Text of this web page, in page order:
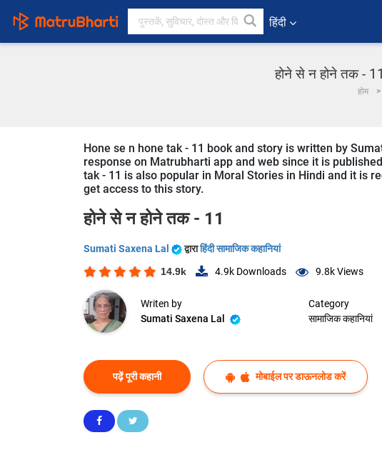
हिंदी
होने से न होने तक - 11
होम
Hone se n hone tak - 11 book and story is written by
response on Matrubharti app and web since it is
tak - 11 is also popular in Moral Stories in Hindi and it is
get access to this story.
होने से न होने तक - 11
Sumati Saxena Lal द्वाराहिंदी सामाजिक कहानियां
14.9k 4.9k Downloads 9.8kViews
Writen by
Sumati Saxena Lal
Category
सामाजिक कहानियां
पढ़ें पूरी कहानी मोबाईल पर डाऊनलोड करें